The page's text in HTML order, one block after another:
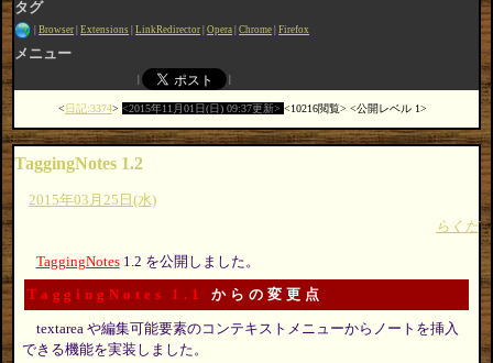
タグ
Browser Extensions LinkRedirector Opera Chrome Firefox
メニュー
日記:3374 2015年11月01日(日) 09:37更新 10216閲覧 公開レベル 1
TaggingNotes 1.2
2015年03月25日(水)
らくだ
TaggingNotes1.2 を公開しました。
TaggingNotes 1.1 からの変更点
textarea や編集可能要素のコンテキストメニューからノートを挿入
できる機能を実装しました。